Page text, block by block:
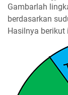
Gambarlah
berdasarkan
Hasilnya berikut